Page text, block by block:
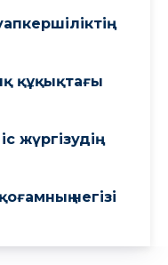
құқықтағы
жүргізудің
негізі